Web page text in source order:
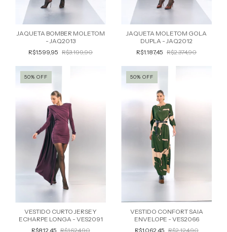
JAQUETA BOMBER MOLETOM
- JAQ2013
R$1.599,95 R$3.199,90
JAQUETA MOLETOM GOLA
DUPLA - JAQ2012
R$1.187,45 R$2.374,90
50% OFF
VESTIDO CURTO JERSEY
ECHARPE LONGA - VES2091
R$812,45 R$1.624,90
50% OFF
VESTIDO CONFORT SAIA
ENVELOPE - VES2066
R$1.062,45 R$2.124,90